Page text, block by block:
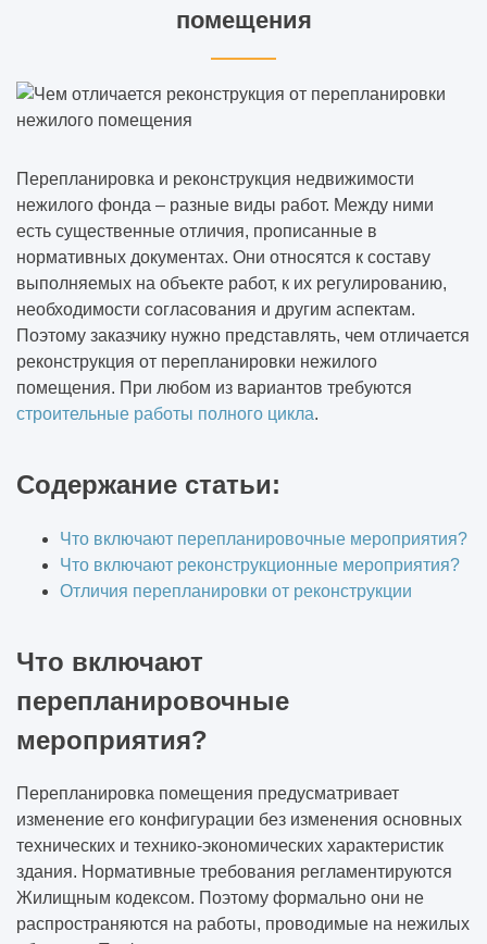
помещения
Перепланировка и реконструкция недвижимости
нежилого фонда – разные виды работ. Между ними
есть существенные отличия, прописанные в
нормативных документах. Они относятся к составу
выполняемых на объекте работ, к их регулированию,
необходимости согласования и другим аспектам.
Поэтому заказчику нужно представлять, чем отличается
реконструкция от перепланировки нежилого
помещения. При любом из вариантов требуются
строительные работы полного цикла.
Содержание статьи:
Что включают перепланировочные мероприятия?
Что включают реконструкционные мероприятия?
Отличия перепланировки от реконструкции
Что включают
перепланировочные
мероприятия?
Перепланировка помещения предусматривает
изменение его конфигурации без изменения основных
технических и технико-экономических характеристик
здания. Нормативные требования регламентируются
Жилищным кодексом. Поэтому формально они не
распространяются на работы, проводимые на нежилых